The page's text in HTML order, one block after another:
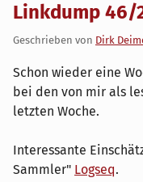
Linkdump 46/
Geschrieben von Dirk
Schon wieder eine
bei den von mir als
letzten Woche.
Interessante
Sammler" Logseq.